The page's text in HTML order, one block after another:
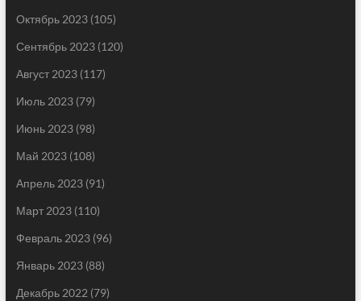
Октябрь 2023(105)
Сентябрь 2023(120)
Август 2023(117)
Июль 2023(79)
Июнь 2023(98)
Май 2023(108)
Апрель 2023(91)
Март 2023(110)
Февраль 2023(96)
Январь 2023(88)
Декабрь 2022 (79)